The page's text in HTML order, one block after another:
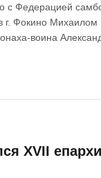
с Федерацией
г. Фокино
воина
XVII